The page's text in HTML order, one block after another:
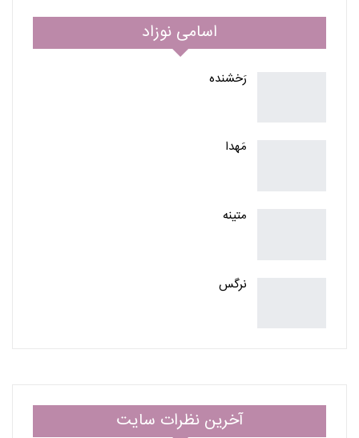
اسامی نوزاد
رَخشنده
مَهدا
متینه
نرگس
آخرین نظرات سایت